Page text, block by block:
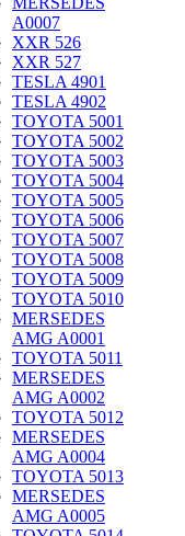
A0007
XXR 526
XXR 527
TESLA 4901
TESLA 4902
TOYOTA 5001
TOYOTA 5002
TOYOTA 5003
TOYOTA 5004
TOYOTA 5005
TOYOTA 5006
TOYOTA 5007
TOYOTA 5008
TOYOTA 5009
TOYOTA 5010
MERSEDES
AMG A0001
TOYOTA 5011
MERSEDES
AMG A0002
TOYOTA 5012
MERSEDES
AMG A0004
TOYOTA 5013
MERSEDES
AMG A0005